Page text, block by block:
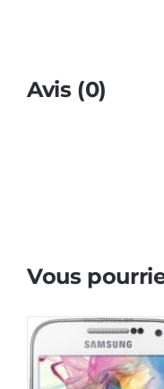
Avis (0)
Vous